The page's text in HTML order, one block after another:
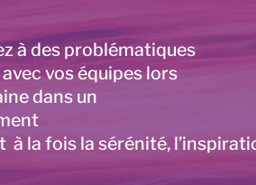
à des problématiques
vos équipes lors
dans un
à la fois la sérénité,